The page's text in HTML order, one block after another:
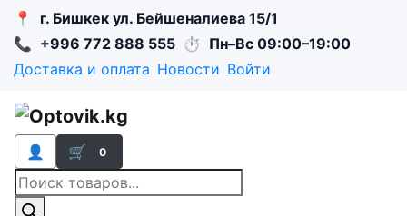
📍
г. Бишкек ул. Бейшеналиева 15/1
📞 +996 772 888 555 ⏱ Пн–Вс 09:00–19:00
Доставка и оплата Новости Войти
👤 🛒 0
Поиск
товаров